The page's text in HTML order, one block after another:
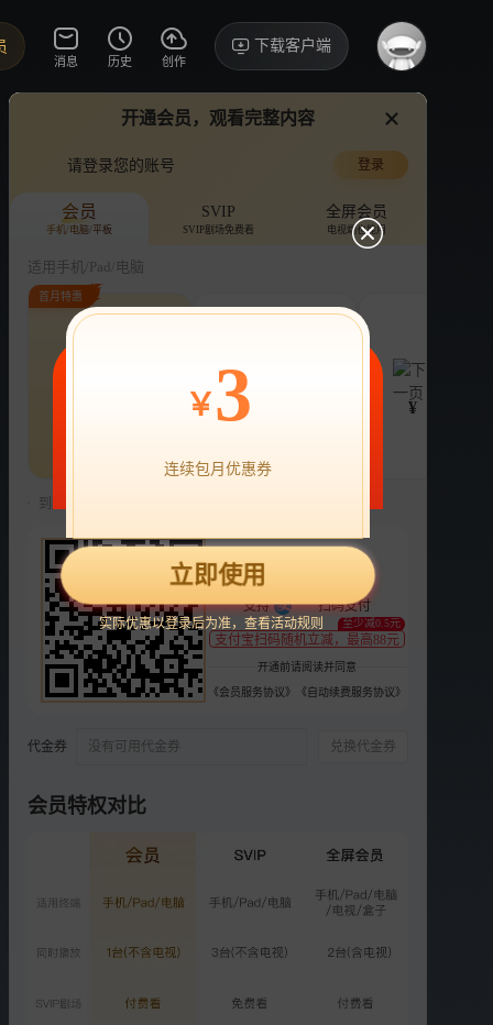
消息 历史 创作
下载客户端
了
讨论·138
我家那闺女2025
综艺
评论 151.6万分享
VIP畅享海量剧综
广告特权
立即购买
选集
2025 第二季
第一季
正片
衍生
SVIP
闺女超有料：李晟宽慰管乐
855.7万次播放
约会
后台
开通会员，观看完整内容
请登录您的账号 登录
会员
手机/电脑/平板
SVIP
SVIP剧场免费看
全屏会员
电视端也能用
适用手机/Pad/电脑
首月特惠
¥ ¥
到期前自动续费22元/月，可随时取消。
22
支持 扫码支付
支付宝扫码随机立减，最高88元
至少减0.5元
开通前请阅读并同意
《会员服务协议》 《自动续费服务协议》
代金券 没有可用代金券 兑换代金券
会员特权对比
￥3
连续包月优惠券
立即使用
实际优惠以登录后为准，查看活动规则